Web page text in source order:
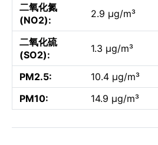
二氧化氮
(NO2):
2.9 µg/m³
二氧化硫
(SO2):
1.3 µg/m³
PM2.5:
10.4 µg/m³
PM10:
14.9 µg/m³